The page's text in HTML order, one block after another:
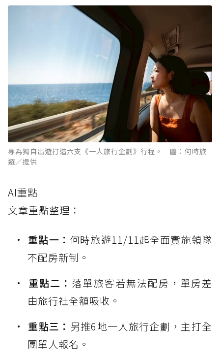
專為獨自出遊打造六支《一人旅行企劃》行程。 圖：何時旅
遊／提供
AI重點
文章重點整理：
重點一： 何時旅遊11/11起全面實施領隊
不配房新制。
重點二： 落單旅客若無法配房，單房差
由旅行社全額吸收。
重點三： 另推6地一人旅行企劃，主打全
團單人報名。